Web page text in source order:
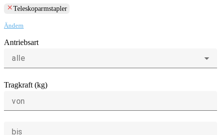
clear Teleskoparmstapler
Ändern
Antriebsart
alle
Tragkraft (kg)
von
bis